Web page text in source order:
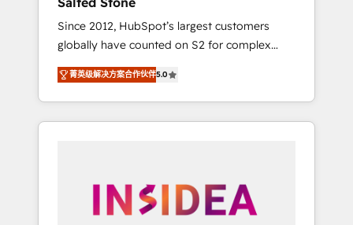
Since 2012, HubSpot’s largest customers
globally have counted on S2 for complex
migrations, change management, systems
integration, and creative solutions that
deliver measurable impact and transform
brand experiences As one of the few full-
globally regionalized HubSpot websites,
integrated marketing campaigns, & RevOps
菁英级解决方案合作伙伴5.0